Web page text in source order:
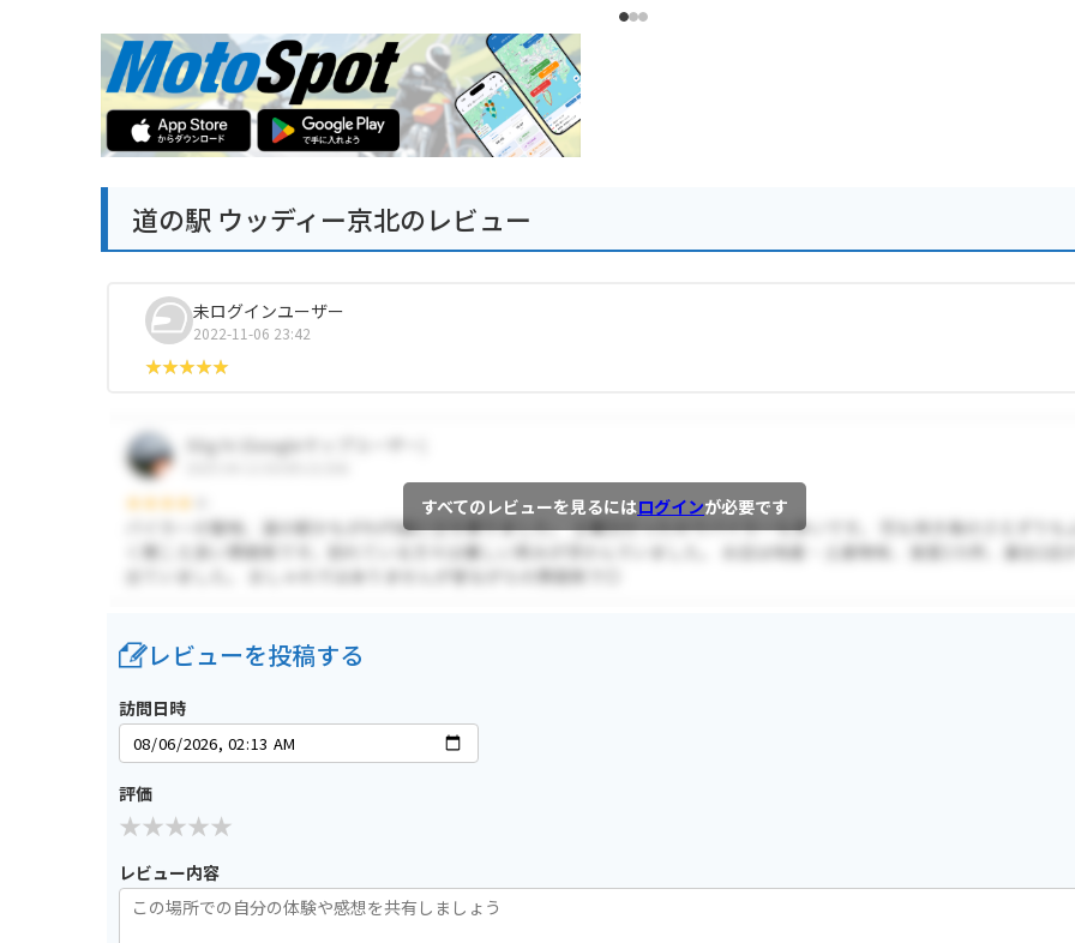
道の駅 ウッディー京北のレビュー
未ログインユーザー
2022-11-06 23:42
すべてのレビューを見るにはログインが必要です
レビューを投稿する
訪問日時
評価
レビュー内容